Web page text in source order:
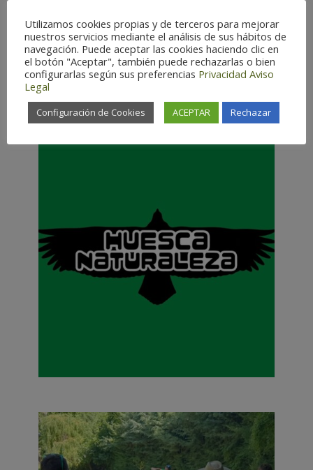
Utilizamos cookies propias y de terceros para mejorar
nuestros servicios mediante el análisis de sus hábitos de
navegación. Puede aceptar las cookies haciendo clic en
el botón "Aceptar", también puede rechazarlas o bien
configurarlas según sus preferencias Privacidad Aviso
Legal
Configuración de Cookies ACEPTAR Rechazar